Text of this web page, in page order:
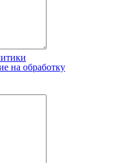
на обработку